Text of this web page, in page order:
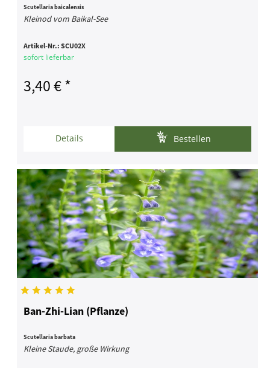
Scutellaria baicalensis
Kleinod vom Baikal-See
Artikel-Nr.:SCU02X
sofort lieferbar
3,40 € *
Details Bestellen
Ban-Zhi-Lian (Pflanze)
Scutellaria barbata
Kleine Staude, große Wirkung